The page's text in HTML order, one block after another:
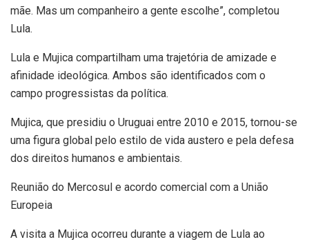
mãe. Mas um companheiro a gente escolhe”, completou
Lula.
Lula e Mujica compartilham uma trajetória de amizade e
afinidade ideológica. Ambos são identificados com o
campo progressistas da política.
Mujica, que presidiu o Uruguai entre 2010 e 2015, tornou-se
uma figura global pelo estilo de vida austero e pela defesa
dos direitos humanos e ambientais.
Reunião do Mercosul e acordo comercial com a União
Europeia
A visita a Mujica ocorreu durante a viagem de Lula ao